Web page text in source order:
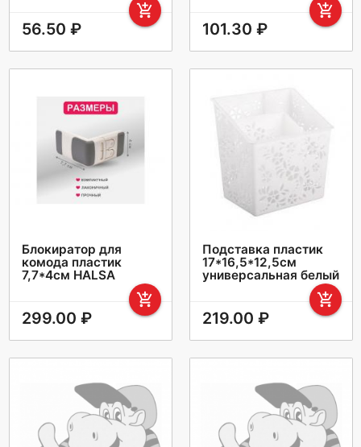
add_shopping_cart
56.50 ₽
add_shopping_cart
101.30 ₽
Блокиратор для
комода пластик
7,7*4см HALSA
add_shopping_cart
299.00 ₽
Подставка пластик
17*16,5*12,5см
универсальная белый
add_shopping_cart
219.00 ₽